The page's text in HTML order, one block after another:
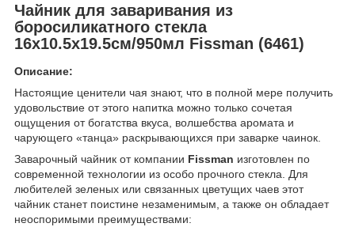
Чайник для заваривания из
боросиликатного стекла
16х10.5х19.5см/950мл Fissman (6461)
Описание:
Настоящие ценители чая знают, что в полной мере получить
удовольствие от этого напитка можно только сочетая
ощущения от богатства вкуса, волшебства аромата и
чарующего «танца» раскрывающихся при заварке чаинок.
Заварочный чайник от компании Fissman изготовлен по
современной технологии из особо прочного стекла. Для
любителей зеленых или связанных цветущих чаев этот
чайник станет поистине незаменимым, а также он обладает
неоспоримыми преимуществами: